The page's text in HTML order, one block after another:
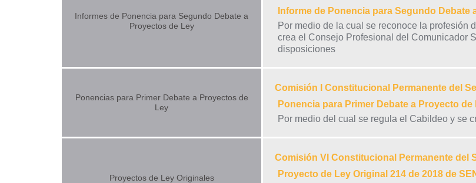
Informes de Ponencia para Segundo Debate a
Proyectos de Ley
Informe de Ponencia para Segundo Debate
Por medio de la cual se reconoce la profesión
crea el Consejo Profesional del Comunicador
disposiciones
Ponencias para Primer Debate a Proyectos de
Ley
Comisión I Constitucional Permanente del
Ponencia para Primer Debate a Proyecto de
Por medio del cual se regula el Cabildeo y se
Proyectos de Ley Originales
Comisión VI Constitucional Permanente del
Proyecto de Ley Original 214 de 2018 de